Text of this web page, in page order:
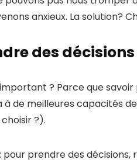
anxieux. La solution?
des
? Parce que
à de meilleures capacités
?).
pour prendre des